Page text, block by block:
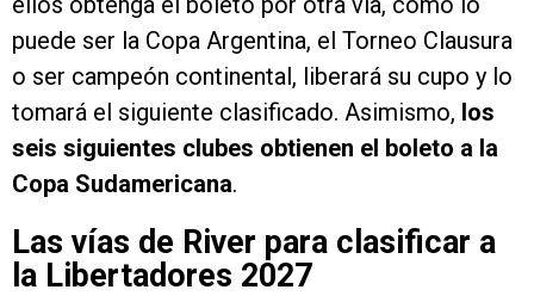
puede ser la Copa Argentina, el Torneo Clausura
o ser campeón continental, liberará su cupo y lo
tomará el siguiente clasificado. Asimismo, los
seis siguientes clubes obtienen el boleto a la
Copa Sudamericana.
Las vías de River para clasificar a
la Libertadores 2027